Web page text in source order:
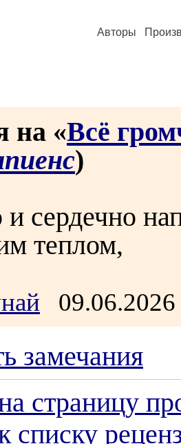
Авторы
на «Всё
)
сердечно
теплом,
замечания
страницу
списку